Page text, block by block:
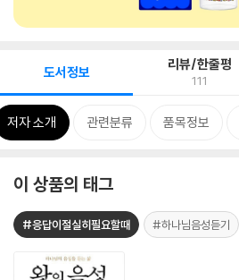
도서정보 리뷰/한줄평
111
저자 소개 관련분류 품목정보
이 상품의 태그
#응답이절실히필요할때 #하나님음성듣기